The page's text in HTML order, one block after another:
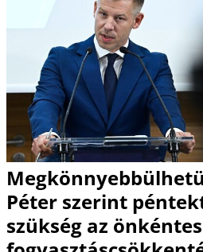
Péter szerint
szükség az önkéntes